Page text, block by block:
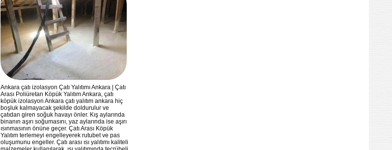
Ankara çatı izolasyon Çatı Yalıtımı Ankara | Çatı
Arası Poliüretan Köpük Yalıtım Ankara, çatı
köpük izolasyon Ankara çatı yalıtım ankara hiç
boşluk kalmayacak şekilde doldurulur ve
çatıdan giren soğuk havayı önler. Kış aylarında
binanın aşırı soğumasını, yaz aylarında ise aşırı
ısınmasının önüne geçer. Çatı Arası Köpük
Yalıtım terlemeyi engelleyerek rutubet ve pas
oluşumunu engeller. Çatı arası ısı yalıtımı kaliteli